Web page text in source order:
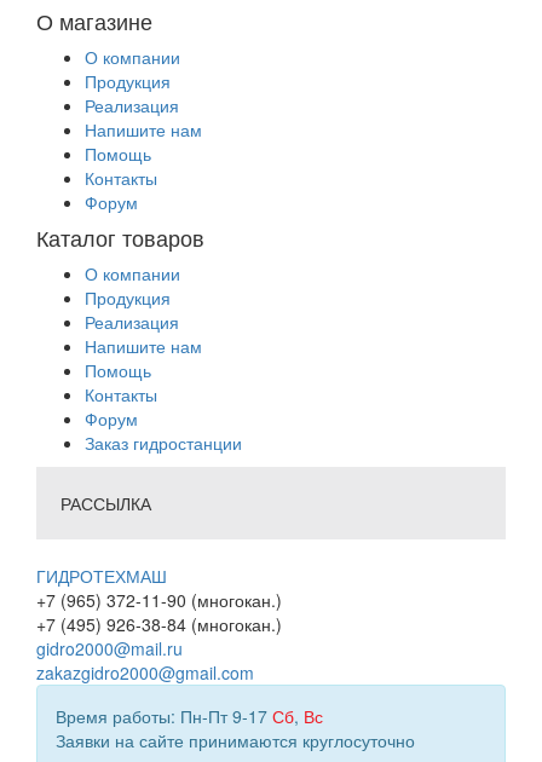
О магазине
О компании
Продукция
Реализация
Напишите нам
Помощь
Контакты
Форум
Каталог товаров
О компании
Продукция
Реализация
Напишите нам
Помощь
Контакты
Форум
Заказ гидростанции
РАССЫЛКА
ГИДРОТЕХМАШ
+7 (965) 372-11-90 (многокан.)
+7 (495) 926-38-84 (многокан.)
gidro2000@mail.ru
zakazgidro2000@gmail.com
Время работы: Пн-Пт 9-17 Сб, Вс
Заявки на сайте принимаются круглосуточно